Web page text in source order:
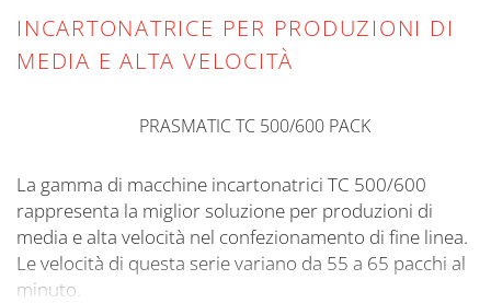
INCARTONATRICE PER PRODUZIONI DI
MEDIA E ALTA VELOCITÀ
La gamma di macchine incartonatrici TC 500/600
rappresenta la miglior soluzione per produzioni di
media e alta velocità nel confezionamento di fine linea.
Le velocità di questa serie variano da 55 a 65 pacchi al
minuto.